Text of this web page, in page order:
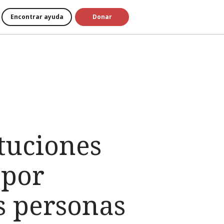
Encontrar ayuda Donar
personas